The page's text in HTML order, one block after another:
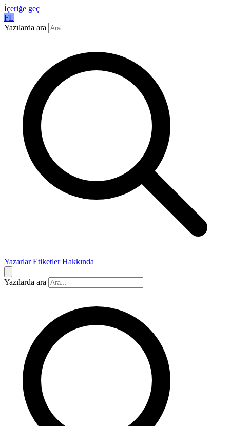
İçeriğe geç
FL
Yazılarda ara
Yazarlar Etiketler Hakkında
Yazılarda ara